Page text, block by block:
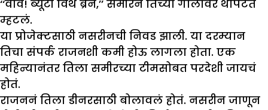
‘‘वॉव! ब्यूटी विथ ब्रेन,’’ समीरनं तिच्या गालांवर थोपटत
म्हटलं.
या प्रोजेक्टसाठी नसरीनची निवड झाली. या दरम्यान
तिचा संपर्क राजनशी कमी होऊ लागला होता. एक
महिन्यानंतर तिला समीरच्या टीमसोबत परदेशी जायचं
होतं.
राजननं तिला डीनरसाठी बोलावलं होतं. नसरीन जाणून